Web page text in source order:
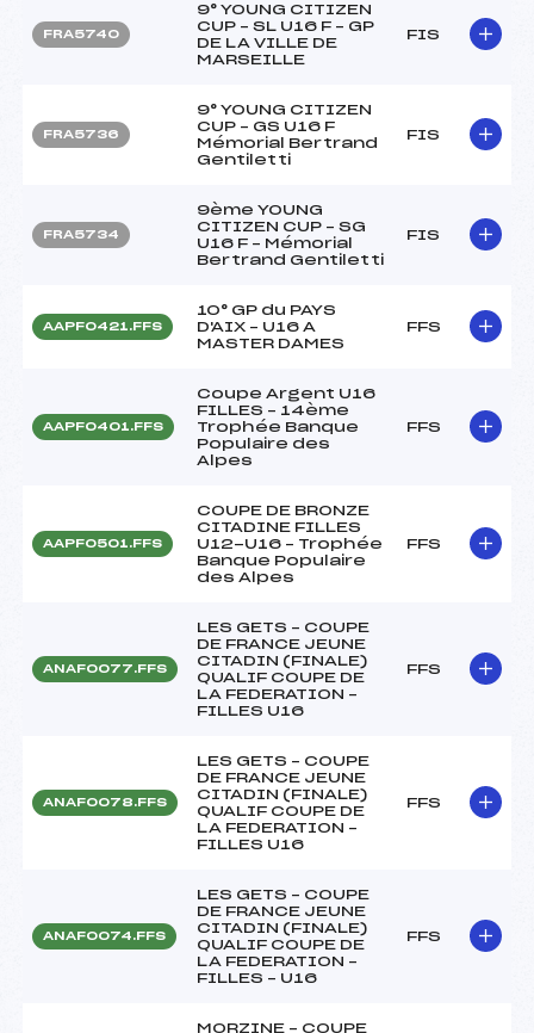
FRA5740
9° YOUNG CITIZEN
CUP – SL U16 F – GP
DE LA VILLE DE
MARSEILLE
FIS
FRA5736
9° YOUNG CITIZEN
CUP – GS U16 F
Mémorial Bertrand
Gentiletti
FIS
FRA5734
9ème YOUNG
CITIZEN CUP – SG
U16 F – Mémorial
Bertrand Gentiletti
FIS
AAPF0421.FFS
10° GP du PAYS
D'AIX – U16 A
MASTER DAMES
FFS
AAPF0401.FFS
Coupe Argent U16
FILLES – 14ème
Trophée Banque
Populaire des
Alpes
FFS
AAPF0501.FFS
COUPE DE BRONZE
CITADINE FILLES
U12-U16 – Trophée
Banque Populaire
des Alpes
FFS
ANAF0077.FFS
LES GETS – COUPE
DE FRANCE JEUNE
CITADIN (FINALE)
QUALIF COUPE DE
LA FEDERATION –
FILLES U16
FFS
ANAF0078.FFS
LES GETS – COUPE
DE FRANCE JEUNE
CITADIN (FINALE)
QUALIF COUPE DE
LA FEDERATION –
FILLES U16
FFS
ANAF0074.FFS
LES GETS – COUPE
DE FRANCE JEUNE
CITADIN (FINALE)
QUALIF COUPE DE
LA FEDERATION –
FILLES – U16
FFS
MORZINE – COUPE